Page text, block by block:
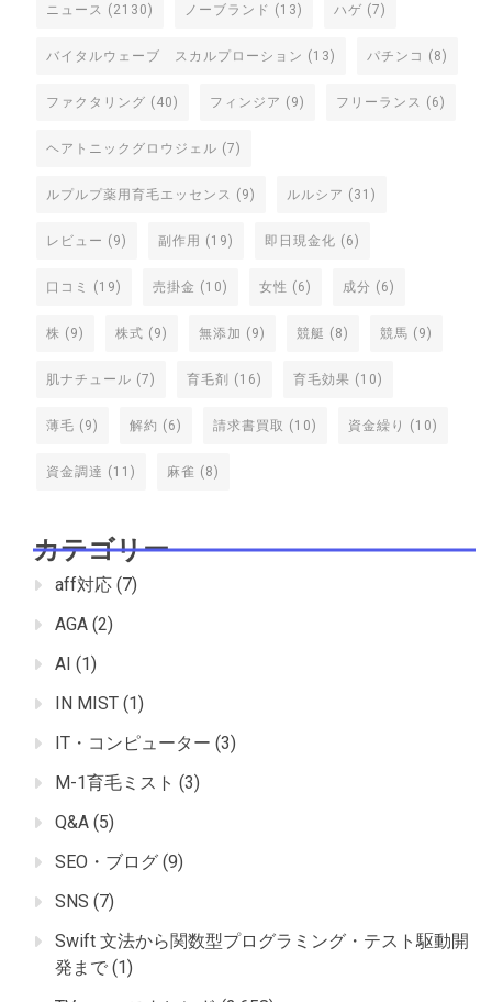
ニュース (2130) ノーブランド (13) ハゲ (7)
バイタルウェーブ スカルプローション (13) パチンコ (8)
ファクタリング (40) フィンジア (9) フリーランス (6)
ヘアトニックグロウジェル (7)
ルプルプ薬用育毛エッセンス (9) ルルシア (31)
レビュー (9) 副作用 (19) 即日現金化 (6)
口コミ (19) 売掛金 (10) 女性 (6) 成分 (6)
株 (9) 株式 (9) 無添加 (9) 競艇 (8) 競馬 (9)
肌ナチュール (7) 育毛剤 (16) 育毛効果 (10)
薄毛 (9) 解約 (6) 請求書買取 (10) 資金繰り (10)
資金調達 (11) 麻雀 (8)
カテゴリー
aff対応 (7)
AGA (2)
AI (1)
IN MIST (1)
IT・コンピューター (3)
M-1育毛ミスト (3)
Q&A (5)
SEO・ブログ (9)
SNS (7)
Swift 文法から関数型プログラミング・テスト駆動開
発まで (1)